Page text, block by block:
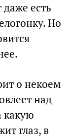
есть
Но
о некоем
над
какую
глаз, в